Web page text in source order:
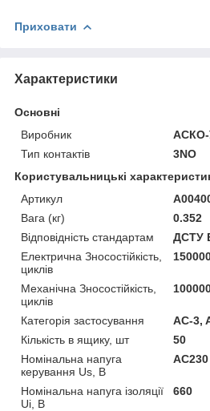
Приховати
Характеристики
Основні
Виробник
Тип контактів
3NO
Користувальницькі
Артикул
Вага (кг)
0.352
Відповідність стандартам
ДСТУ
Електрична Зносостійкість,
циклів
Механічна Зносостійкість,
циклів
Категорія застосування
AC-3,
Кількість в ящику, шт
50
Номінальна напуга
керування Us, В
AC230
Номінальна напуга ізоляції
Ui, В
660